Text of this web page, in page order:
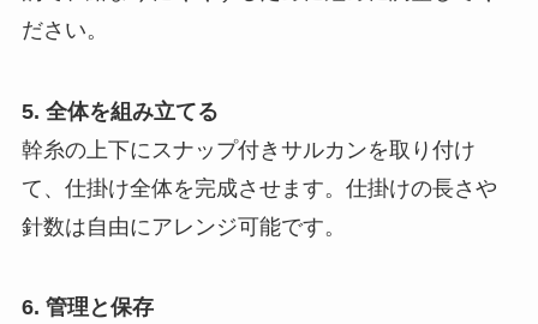
ださい。
5. 全体を組み立てる
幹糸の上下にスナップ付きサルカンを取り付け
て、仕掛け全体を完成させます。仕掛けの長さや
針数は自由にアレンジ可能です。
6. 管理と保存